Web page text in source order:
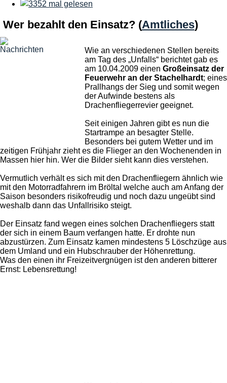
Wer bezahlt den Einsatz? (Amtliches)
Wie an verschiedenen Stellen bereits
am Tag des „Unfalls“ berichtet gab es
am 10.04.2009 einen Großeinsatz der
Feuerwehr an der Stachelhardt; eines
Prallhangs der Sieg und somit wegen
der Aufwinde bestens als
Drachenfliegerrevier geeignet.
Seit einigen Jahren gibt es nun die
Startrampe an besagter Stelle.
Besonders bei gutem Wetter und im
zeitigen Frühjahr zieht es die Flieger an den Wochenenden in
Massen hier hin. Wer die Bilder sieht kann dies verstehen.
Vermutlich verhält es sich mit den Drachenfliegern ähnlich wie
mit den Motorradfahrern im Bröltal welche auch am Anfang der
Saison besonders risikofreudig und noch dazu ungeübt sind
weshalb dann das Unfallrisiko steigt.
Der Einsatz fand wegen eines solchen Drachenfliegers statt
der sich in einem Baum verfangen hatte. Er drohte nun
abzustürzen. Zum Einsatz kamen mindestens 5 Löschzüge aus
dem Umland und ein Hubschrauber der Höhenrettung.
Was den einen ihr Freizeitvergnügen ist den anderen bitterer
Ernst: Lebensrettung!